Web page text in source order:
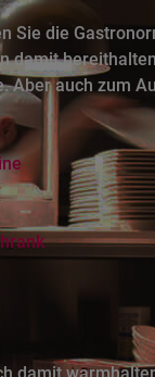
Sie die
damit
Aber auch zum